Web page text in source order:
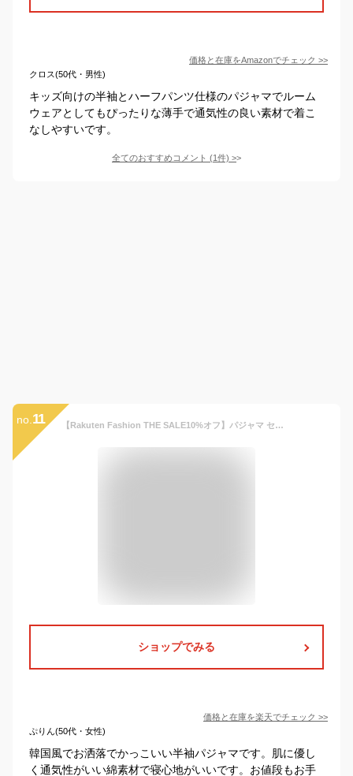
価格と在庫をAmazonでチェック >>
クロス(50代・男性)
キッズ向けの半袖とハーフパンツ仕様のパジャマでルーム
ウェアとしてもぴったりな薄手で通気性の良い素材で着こ
なしやすいです。
全てのおすすめコメント (1件) >
no. 11 【Rakuten Fashion THE SALE10%オフ】パジャマ セットアップ キッズ 可愛い キッズ パジャマ 半袖 涼しい ルームウェア 寝巻 上下セット 女の子 男の子 綿 春 無地 90cm 100cm 110cm 120cm 130cm 150cm韓国風 子供 おしゃれ 子供服 薄手
ショップでみる
価格と在庫を楽天でチェック >>
ぷりん(50代・女性)
韓国風でお洒落でかっこいい半袖パジャマです。肌に優し
く通気性がいい綿素材で寝心地がいいです。お値段もお手